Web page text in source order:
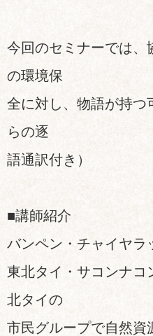
今回のセミナーでは、
の環境保
全に対し、物語が持つ
らの逐
語通訳付き）
■講師紹介
バンペン・チャイヤラ
東北タイ・サコンナコ
北タイの
市民グループで自然資